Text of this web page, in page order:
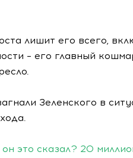
лишит его всего,
– его главный
Зеленского в
это сказал? 20